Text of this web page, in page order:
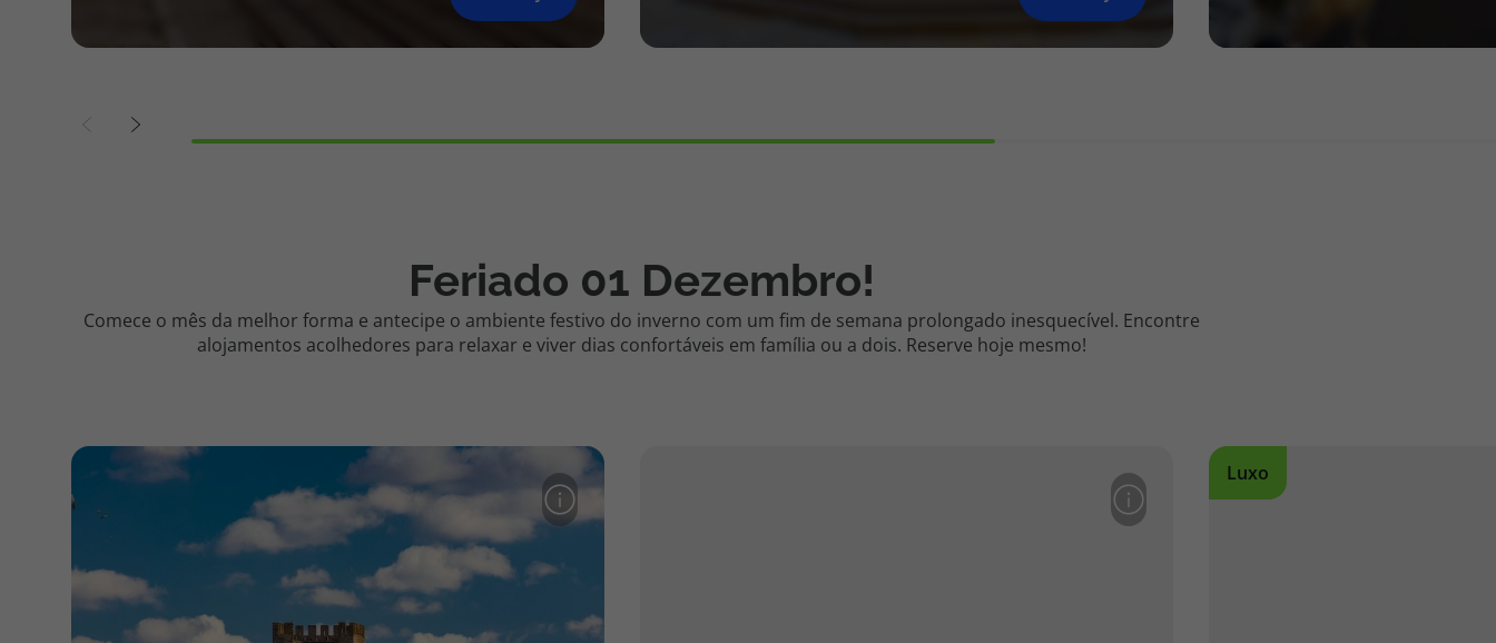
Feriado 01 Dezembro!
Comece o mês da melhor forma e antecipe o ambiente festivo do inverno com um fim de semana prolongado inesquecível. Encontre
alojamentos acolhedores para relaxar e viver dias confortáveis em família ou a dois. Reserve hoje mesmo!
Luxo